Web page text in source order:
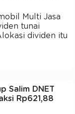
Multi Jasa
tunai
dividen itu
Salim DNET
Rp621,88